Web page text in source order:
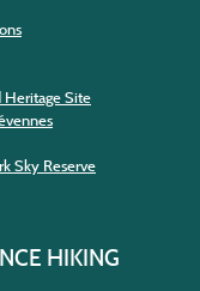
Heritage Site
Sky Reserve
HIKING